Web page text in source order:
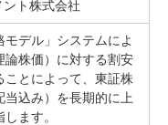
ト株式会社
デル」システムによ
論株価）に対する割安
ことによって、東証株
込み）を長期的に上
ます。